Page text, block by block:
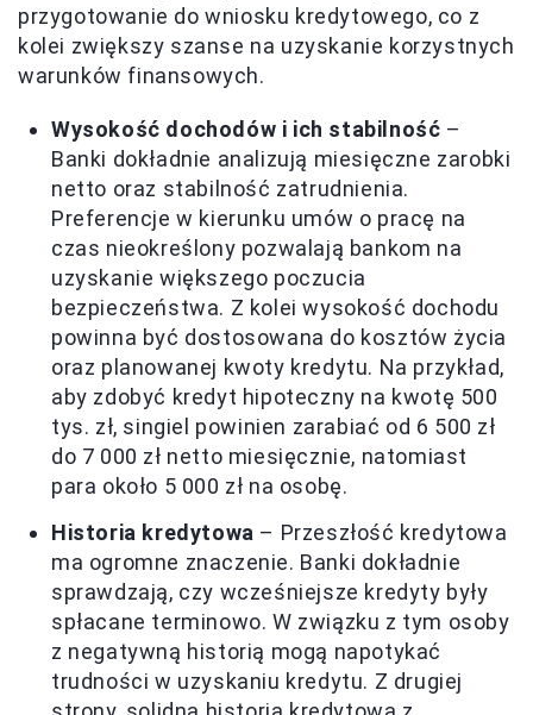
przygotowanie do wniosku kredytowego, co z
kolei zwiększy szanse na uzyskanie korzystnych
warunków finansowych.
Wysokość dochodów i ich stabilność –
Banki dokładnie analizują miesięczne zarobki
netto oraz stabilność zatrudnienia.
Preferencje w kierunku umów o pracę na
czas nieokreślony pozwalają bankom na
uzyskanie większego poczucia
bezpieczeństwa. Z kolei wysokość dochodu
powinna być dostosowana do kosztów życia
oraz planowanej kwoty kredytu. Na przykład,
aby zdobyć kredyt hipoteczny na kwotę 500
tys. zł, singiel powinien zarabiać od 6 500 zł
do 7 000 zł netto miesięcznie, natomiast
para około 5 000 zł na osobę.
Historia kredytowa – Przeszłość kredytowa
ma ogromne znaczenie. Banki dokładnie
sprawdzają, czy wcześniejsze kredyty były
spłacane terminowo. W związku z tym osoby
z negatywną historią mogą napotykać
trudności w uzyskaniu kredytu. Z drugiej